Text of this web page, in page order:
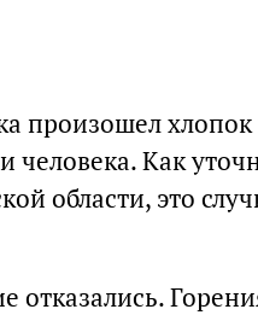
произошел
человека. Как
области, это
отказались.